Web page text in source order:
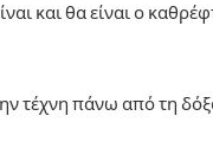
και θα είναι ο
τέχνη πάνω από τη